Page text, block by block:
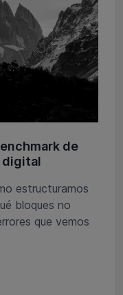
de
digital
estructuramos
bloques no
que vemos